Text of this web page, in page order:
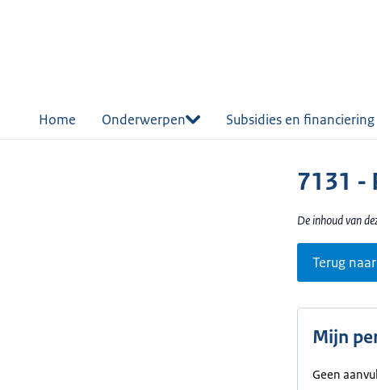
Home Onderwerpen Subsidies en financiering
7131 -
De inhoud van
Terug
Mijn
Geen